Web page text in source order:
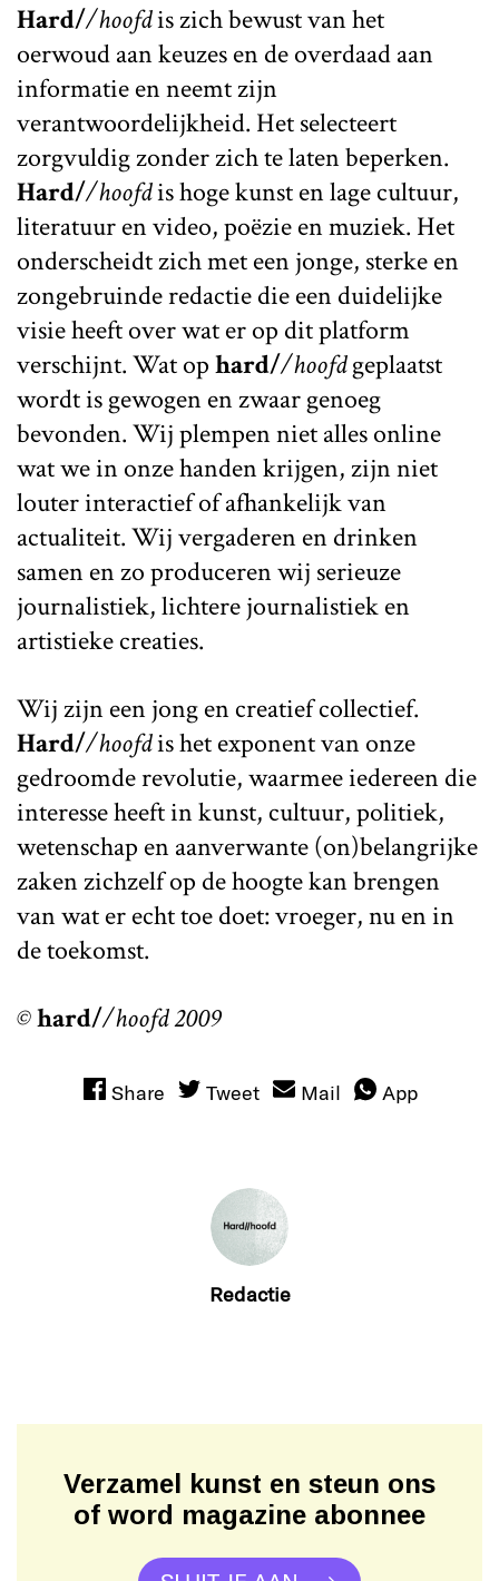
Hard//hoofdis zich bewust van het
oerwoud aan keuzes en de overdaad aan
informatie en neemt zijn
verantwoordelijkheid. Het selecteert
zorgvuldig zonder zich te laten beperken.
Hard//hoofdis hoge kunst en lage cultuur,
literatuur en video, poëzie en muziek. Het
onderscheidt zich met een jonge, sterke en
zongebruinde redactie die een duidelijke
visie heeft over wat er op dit platform
verschijnt. Wat ophard//hoofdgeplaatst
wordt is gewogen en zwaar genoeg
bevonden. Wij plempen niet alles online
wat we in onze handen krijgen, zijn niet
louter interactief of afhankelijk van
actualiteit. Wij vergaderen en drinken
samen en zo produceren wij serieuze
journalistiek, lichtere journalistiek en
artistieke creaties.
Wij zijn een jong en creatief collectief.
Hard//hoofdis het exponent van onze
gedroomde revolutie, waarmee iedereen die
interesse heeft in kunst, cultuur, politiek,
wetenschap en aanverwante (on)belangrijke
zaken zichzelf op de hoogte kan brengen
van wat er echt toe doet: vroeger, nu en in
de toekomst.
©hard//hoofd 2009
Share Tweet Mail App
Redactie
Verzamel kunst en steun ons
of word magazine abonnee